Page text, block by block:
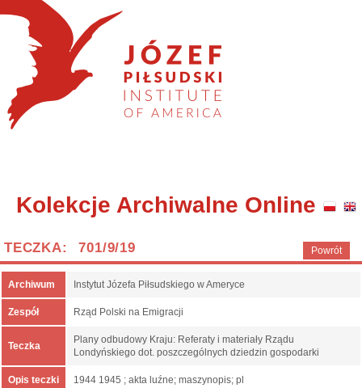
Kolekcje Archiwalne Online
Powrót
TECZKA: 701/9/19
Archiwum Instytut Józefa Piłsudskiego w Ameryce
Zespół Rząd Polski na Emigracji
Teczka
Plany odbudowy Kraju: Referaty i materiały Rządu
Londyńskiego dot. poszczególnych dziedzin gospodarki
Opis teczki 1944 1945 ; akta luźne; maszynopis; pl